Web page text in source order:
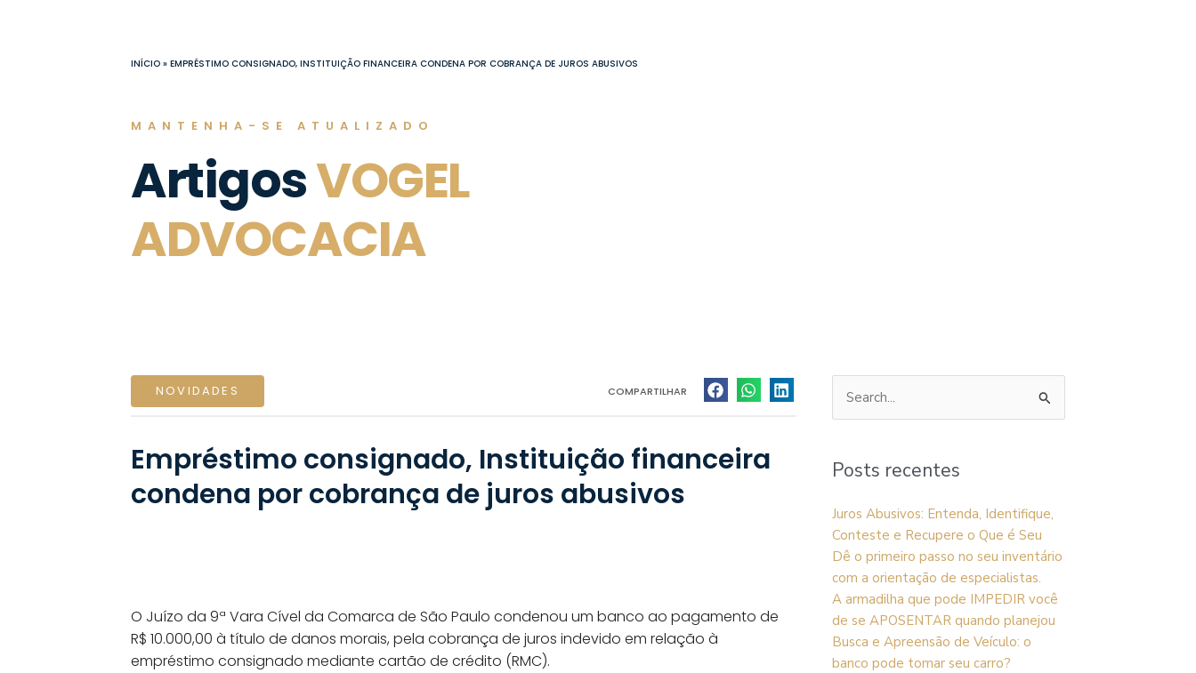
INÍCIO » EMPRÉSTIMO CONSIGNADO, INSTITUIÇÃO FINANCEIRA CONDENA POR COBRANÇA DE JUROS ABUSIVOS
MANTENHA-SE ATUALIZADO
ArtigosVOGEL
ADVOCACIA
NOVIDADES COMPARTILHAR
Empréstimo consignado, Instituição financeira
condena por cobrança de juros abusivos
O Juízo da 9ª Vara Cível da Comarca de São Paulo condenou um banco ao pagamento de
R$ 10.000,00 à título de danos morais, pela cobrança de juros indevido em relação à
empréstimo consignado mediante cartão de crédito (RMC).
Pesquisar
por:
Posts recentes
Juros Abusivos: Entenda, Identifique,
Conteste e Recupere o Que é Seu
Dê o primeiro passo no seu inventário
com a orientação de especialistas.
A armadilha que pode IMPEDIR você
de se APOSENTAR quando planejou
Busca e Apreensão de Veículo: o
banco pode tomar seu carro?